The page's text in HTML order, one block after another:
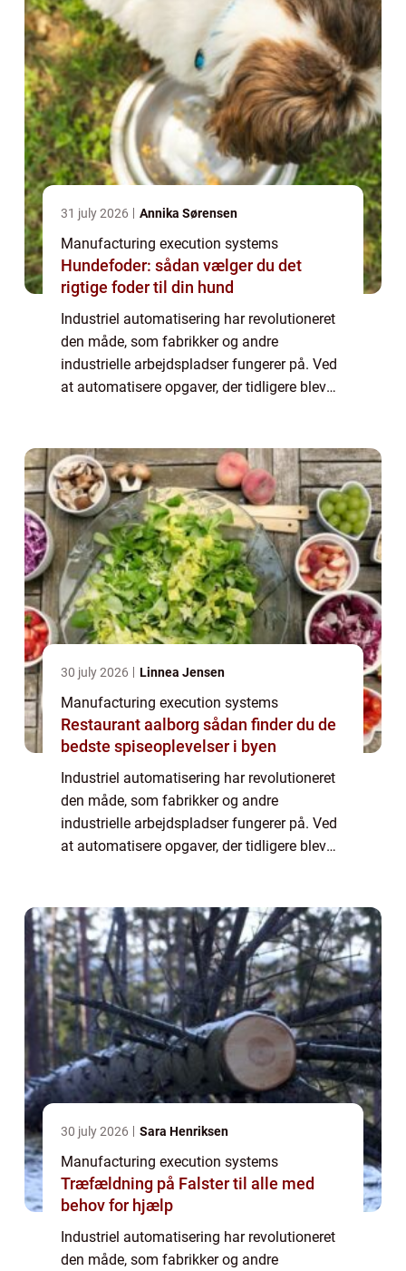
31 july 2026 Annika Sørensen
Manufacturing execution systems
Hundefoder: sådan vælger du det
rigtige foder til din hund
Industriel automatisering har revolutioneret
den måde, som fabrikker og andre
industrielle arbejdspladser fungerer på. Ved
at automatisere opgaver, der tidligere blev
for...
30 july 2026 Linnea Jensen
Manufacturing execution systems
Restaurant aalborg sådan finder du de
bedste spiseoplevelser i byen
Industriel automatisering har revolutioneret
den måde, som fabrikker og andre
industrielle arbejdspladser fungerer på. Ved
at automatisere opgaver, der tidligere blev
for...
30 july 2026 Sara Henriksen
Manufacturing execution systems
Træfældning på Falster til alle med
behov for hjælp
Industriel automatisering har revolutioneret
den måde, som fabrikker og andre